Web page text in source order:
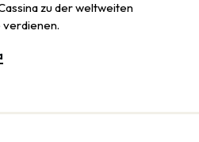
zu der weltweiten
verdienen.